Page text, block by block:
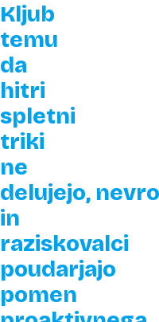
Kljub
temu
da
hitri
spletni
triki
ne
delujejo,
in
raziskovalci
poudarjajo
pomen